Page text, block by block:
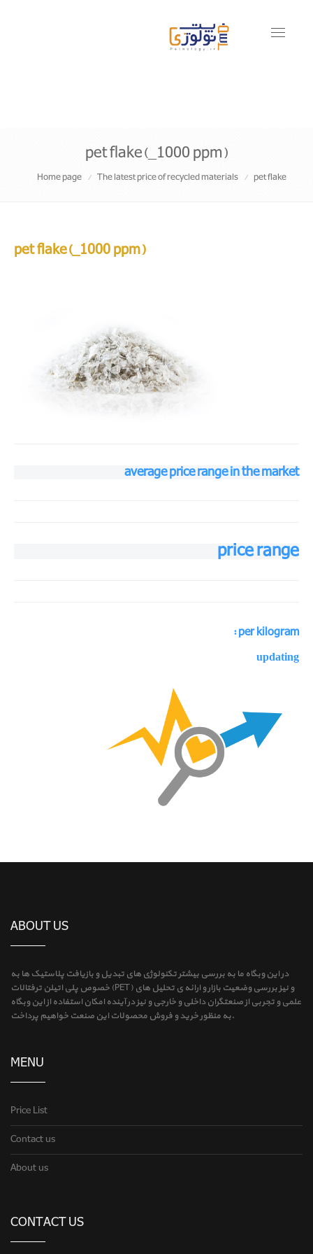
Toggle
pet flake(_1000 ppm)
Home page The latest price of recycled materials pet flake
pet flake(_1000 ppm)
average price range in the market
price range
per kilogram :
updating
ABOUT US
در این وبگاه ما به بررسی بیشتر تکنولوژی های تبدیل و بازیافت پلاستیک ها به
خصوص پلی اتیلن ترفتالات (PET) و نیز بررسی وضعیت بازار و ارائه ی تحلیل های
علمی و تجربی از صنعتگران داخلی و خارجی و نیز در آینده امکان استفاده از این وبگاه
به منظور خرید و فروش محصولات این صنعت خواهیم پرداخت.
MENU
Price List
Contact us
About us
CONTACT US